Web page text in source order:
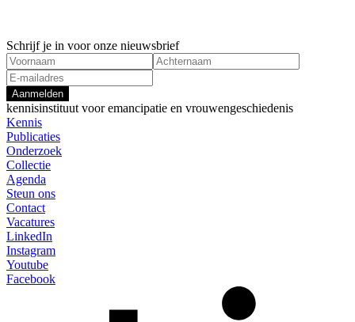
Schrijf je in voor onze nieuwsbrief
Aanmelden
kennisinstituut voor emancipatie en vrouwengeschiedenis
Kennis
Publicaties
Onderzoek
Collectie
Agenda
Steun ons
Contact
Vacatures
LinkedIn
Instagram
Youtube
Facebook